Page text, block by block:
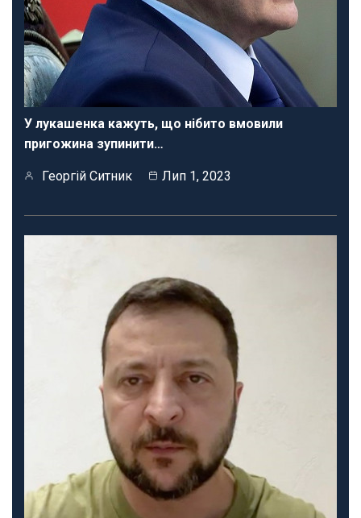
У лукашенка кажуть, що нібито вмовили
пригожина зупинити…
Георгій Ситник Лип 1, 2023